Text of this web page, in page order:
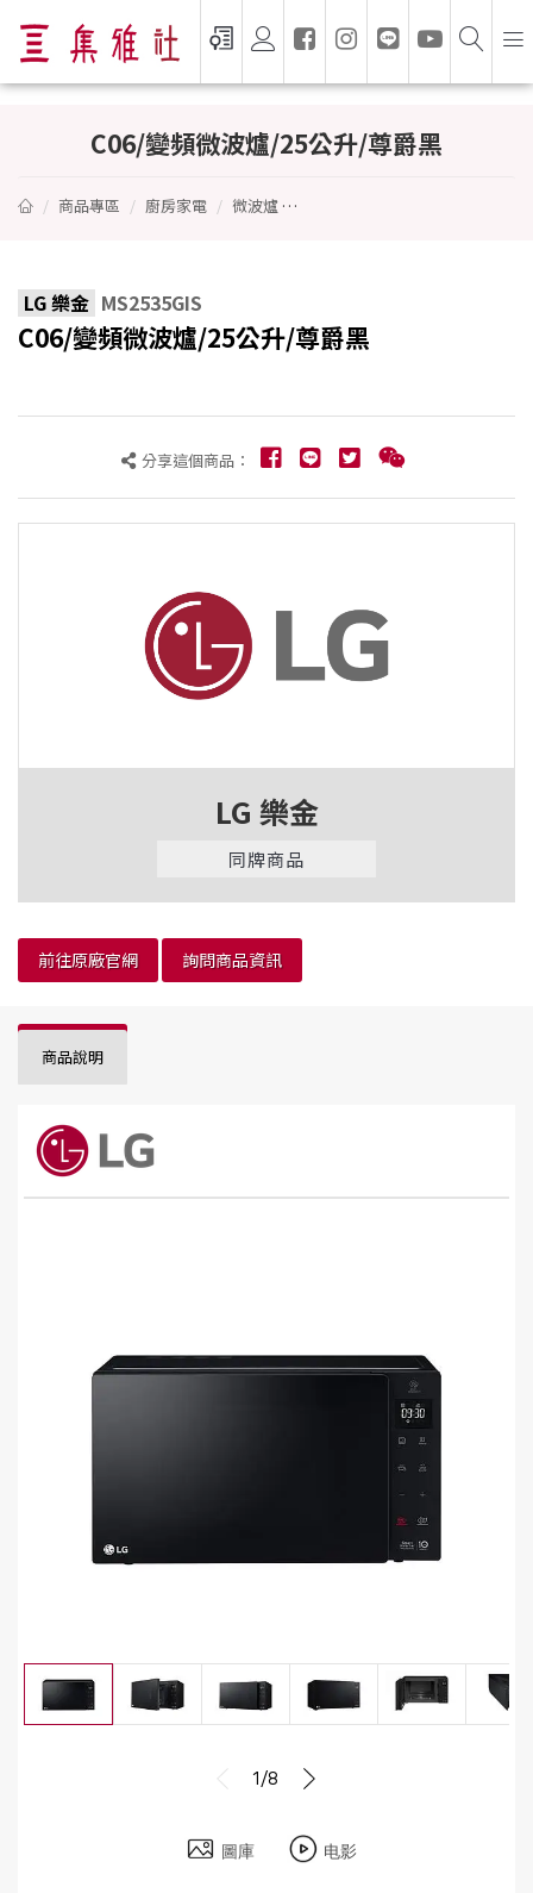
C06/變頻微波爐/25公升/尊爵黑
商品專區 廚房家電 微波爐
LG 樂金 MS2535GIS
C06/變頻微波爐/25公升/尊爵黑
分享這個商品：
LG 樂金
同牌商品
前往原廠官網 詢問商品資訊
商品說明
1/8
圖庫 电影